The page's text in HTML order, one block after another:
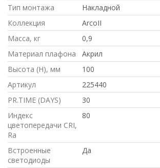
Тип монтажа
Накладной
Коллекция
ArcoII
Масса, кг
0,9
Материал плафона
Акрил
Высота (H), мм
100
Артикул
225440
PR.TIME (DAYS)
30
Индекс
цветопередачи CRI,
Ra
80
Встроенные
светодиоды
Да